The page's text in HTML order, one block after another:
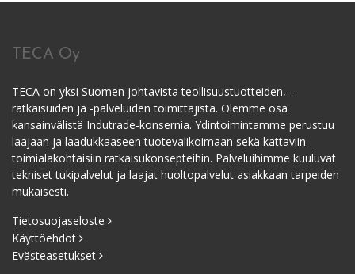
TECA Oy
TECA on yksi Suomen johtavista teollisuustuotteiden, -
ratkaisuiden ja -palveluiden toimittajista. Olemme osa
kansainvälistä Indutrade-konsernia. Ydintoimintamme perustuu
laajaan ja laadukkaaseen tuotevalikoimaan sekä kattaviin
toimialakohtaisiin ratkaisukonsepteihin. Palveluihimme kuuluvat
tekniset tukipalvelut ja laajat huoltopalvelut asiakkaan tarpeiden
mukaisesti.
Tietosuojaseloste
Käyttöehdot
Evästeasetukset